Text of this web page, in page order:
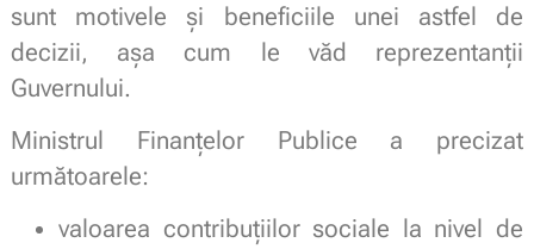
sunt motivele și beneficiile unei astfel de
decizii, așa cum le văd reprezentanții
Guvernului.
Ministrul Finanțelor Publice a precizat
următoarele:
valoarea contribuțiilor sociale la nivel de